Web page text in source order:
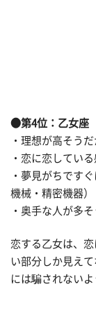
●第4位：乙女座
・理想が高そう
・恋に恋してい
・夢見がちです
機械・精密機器）
・奥手な人が多
恋する乙女は、
い部分しか見え
には騙されないよ